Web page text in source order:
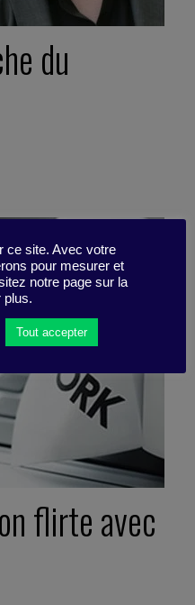
du
flirte avec
ce site. Avec votre
pour mesurer et
notre page sur la
plus.
Tout accepter